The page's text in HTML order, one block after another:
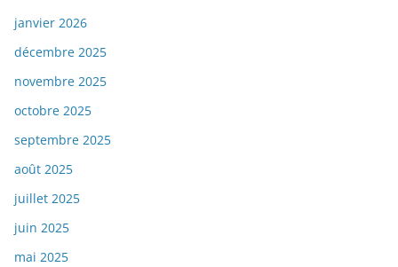
janvier 2026
décembre 2025
novembre 2025
octobre 2025
septembre 2025
août 2025
juillet 2025
juin 2025
mai 2025